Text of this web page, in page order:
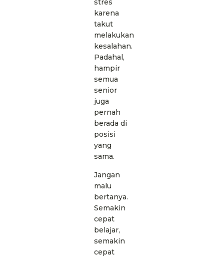
stres
karena
takut
melakukan
kesalahan.
Padahal,
hampir
semua
senior
juga
pernah
berada di
posisi
yang
sama.
Jangan
malu
bertanya.
Semakin
cepat
belajar,
semakin
cepat